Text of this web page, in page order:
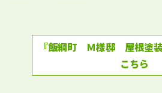
『飯綱町 Ｍ様邸 屋根塗
こちら